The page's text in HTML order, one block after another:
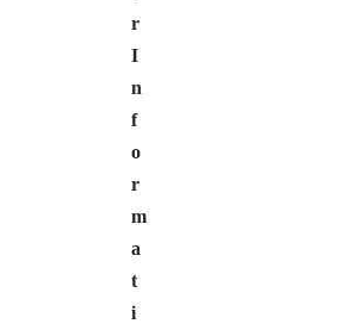
r
I
n
f
o
r
m
a
t
i